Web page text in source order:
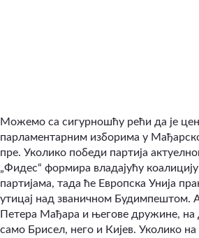
Можемо са сигурношћу рећи да је
парламентарним изборима у
пре. Уколико победи партија
„Фидес“ формира владајућу
партијама, тада ће Европска Унија
утицај над званичном Будимпештом.
Петера Мађара и његове дружине, на
само Брисел, него и Кијев. Уколико